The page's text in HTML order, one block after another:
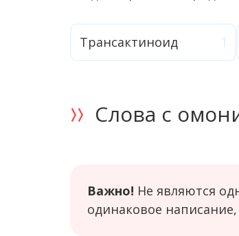
Трансактиноид
Слова с
Важно! Не являются
одинаковое